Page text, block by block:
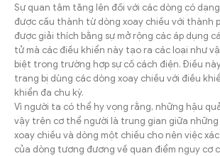
Sự quan tâm tăng lên đối với các dòng có
được cấu thành từ dòng xoay chiều với thành
được giải thích bằng sự mở rộng các áp dụng
tử mà các điều khiển này tạo ra các loại như
biệt trong trường hợp sự cố cách điện. Điều
trang bị dùng các dòng xoay chiều với điều
khiển đa chu kỳ.
Vì người ta có thể hy vọng rằng, những hậu
vậy trên cơ thể người là trung gian giữa
xoay chiều và dòng một chiều cho nên việc
của dòng tương đương về quan điểm nguy cơ